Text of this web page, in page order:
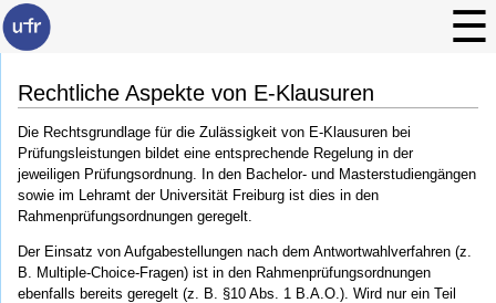
Rechtliche Aspekte von E-Klausuren
Die Rechtsgrundlage für die Zulässigkeit von E-Klausuren bei
Prüfungsleistungen bildet eine entsprechende Regelung in der
jeweiligen Prüfungsordnung. In den Bachelor- und Masterstudiengängen
sowie im Lehramt der Universität Freiburg ist dies in den
Rahmenprüfungsordnungen geregelt.
Der Einsatz von Aufgabestellungen nach dem Antwortwahlverfahren (z.
B. Multiple-Choice-Fragen) ist in den Rahmenprüfungsordnungen
ebenfalls bereits geregelt (z. B. §10 Abs. 1 B.A.O.). Wird nur ein Teil